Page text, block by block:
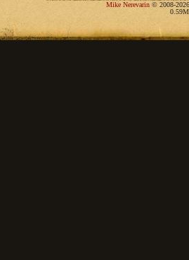
Mike Nerevarin © 2008-